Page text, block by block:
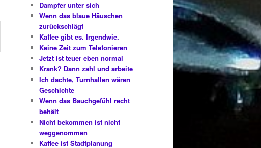
Dampfer unter sich
Wenn das blaue Häuschen
zurückschlägt
Kaffee gibt es. Irgendwie.
Keine Zeit zum Telefonieren
Jetzt ist teuer eben normal
Krank? Dann zahl und arbeite
Ich dachte, Turnhallen wären
Geschichte
Wenn das Bauchgefühl recht
behält
Nicht bekommen ist nicht
weggenommen
Kaffee ist Stadtplanung